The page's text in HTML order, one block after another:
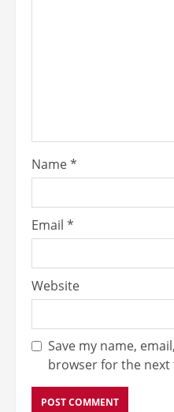
Name*
Email *
Website
Save my name,
browser for the